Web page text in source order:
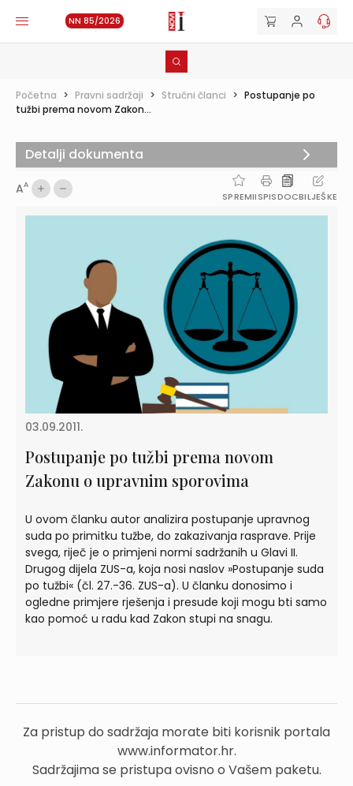
NN 85/2026
Početna > Pravni sadržaji > Stručni članci > Postupanje po
tužbi prema novom Zakon...
AA
SPREMIISPISDOCBILJEŠKE
03.09.2011.
Postupanje po tužbi prema novom
Zakonu o upravnim sporovima
U ovom članku autor analizira postupanje upravnog
suda po primitku tužbe, do zakazivanja rasprave. Prije
svega, riječ je o primjeni normi sadržanih u Glavi II.
Drugog dijela ZUS-a, koja nosi naslov »Postupanje suda
po tužbi« (čl. 27.-36. ZUS-a). U članku donosimo i
ogledne primjere rješenja i presude koji mogu bti samo
kao pomoć u radu kad Zakon stupi na snagu.
Za pristup do sadržaja morate biti korisnik portala
www.informator.hr.
Sadržajima se pristupa ovisno o Vašem paketu.
Detalji dokumenta